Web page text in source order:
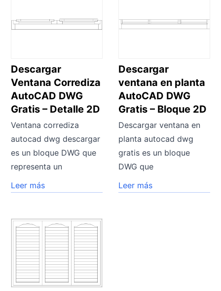
Descargar
Ventana Corrediza
AutoCAD DWG
Gratis – Detalle 2D
Ventana corrediza
autocad dwg descargar
es un bloque DWG que
representa un
Leer más
Descargar
ventana en planta
AutoCAD DWG
Gratis – Bloque 2D
Descargar ventana en
planta autocad dwg
gratis es un bloque
DWG que
Leer más